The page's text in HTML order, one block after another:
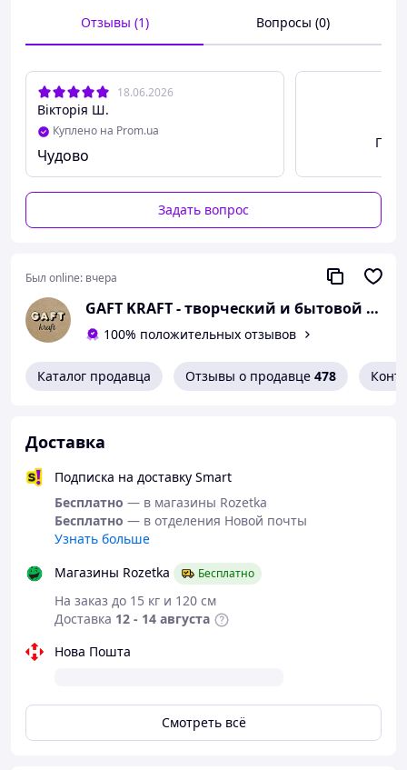
Для улицы и дома — отличное развлечение на
свежем воздухе, дне рождения, фотосессии
Обратите внимание:
Батарейки и мыльная жидкость не входят в комплект!
"Космический Пузырь" — не просто игрушка, а
яркое впечатление, которое остаётся в
памяти! Идеальный подарок на день рождения или
Отзывы (1) Вопросы (0)
18.06.2026
Вікторія Ш.
Куплено на Prom.ua
Чудово
Задать вопрос
Был online: вчера
GAFT KRAFT - творческий и бытовой магазин
100% положительных отзывов
Каталог продавца Отзывы о продавце 478
Доставка
Подписка на доставку Smart
Бесплатно — в магазины Rozetka
Бесплатно — в отделения Новой почты
Узнать больше
Магазины Rozetka
Бесплатно
На заказ до 15 кг и 120 см
Доставка 12 - 14 августа
Нова Пошта
Смотреть всё